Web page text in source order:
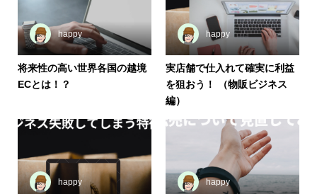
happy
将来性の高い世界各国の越境
ECとは！？
happy
実店舗で仕入れて確実に利益
を狙おう！ （物販ビジネス
編）
happy happy